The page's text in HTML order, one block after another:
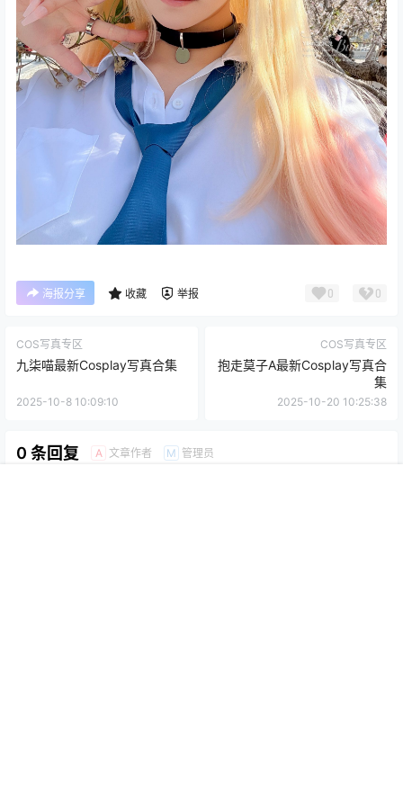
海报分享 收藏 举报 0 0
COS写真专区
九柒喵最新Cosplay写真合集
2025-10-8 10:09:10
COS写真专区
抱走莫子A最新Cosplay写真合
集
2025-10-20 10:25:38
0 条回复 A 文章作者 M 管理员